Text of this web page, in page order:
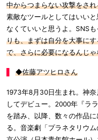
中からつまらない攻撃をさ
素敵なツールとしてはいい
なくていいと思うよ。SNSも
りも、まずは自分を大事に
で、さらに必要になるんじ
◆佐藤アツヒロさん
1973年8月30日生まれ。神
してデビュー。2000年『ラ
を踏み、以降、数々の作品
る。音楽劇「プラネタリウ